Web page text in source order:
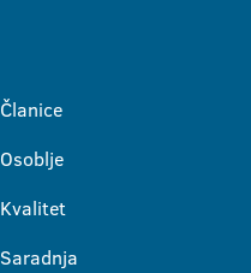
Članice
Osoblje
Kvalitet
Saradnja